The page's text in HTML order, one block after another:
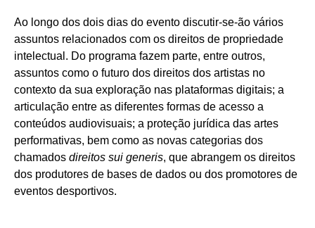
Ao longo dos dois dias do evento discutir-se-ão vários
assuntos relacionados com os direitos de propriedade
intelectual. Do programa fazem parte, entre outros,
assuntos como o futuro dos direitos dos artistas no
contexto da sua exploração nas plataformas digitais; a
articulação entre as diferentes formas de acesso a
conteúdos audiovisuais; a proteção jurídica das artes
performativas, bem como as novas categorias dos
chamados direitos sui generis, que abrangem os direitos
dos produtores de bases de dados ou dos promotores de
eventos desportivos.